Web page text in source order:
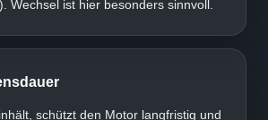
Wechsel ist hier besonders sinnvoll.
schützt den Motor langfristig und